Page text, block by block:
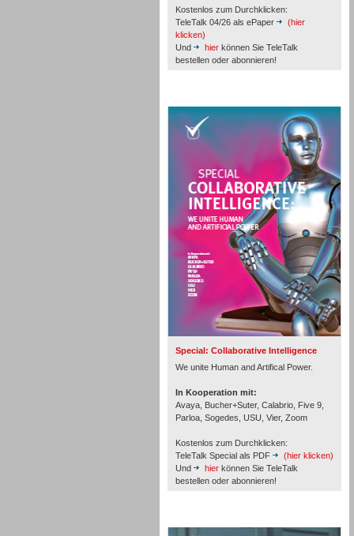
Kostenlos zum Durchklicken:
TeleTalk 04/26 als ePaper
(hier
klicken)
Und
hier können Sie TeleTalk
bestellen oder abonnieren!
Special: Collaborative Intelligence
We unite Human and Artifical Power.
In Kooperation mit:
Avaya, Bucher+Suter, Calabrio, Five 9,
Parloa, Sogedes, USU, Vier, Zoom
Kostenlos zum Durchklicken:
TeleTalk Special als PDF
(hier klicken)
Und
hier können Sie TeleTalk
bestellen oder abonnieren!
Personal
Inbound